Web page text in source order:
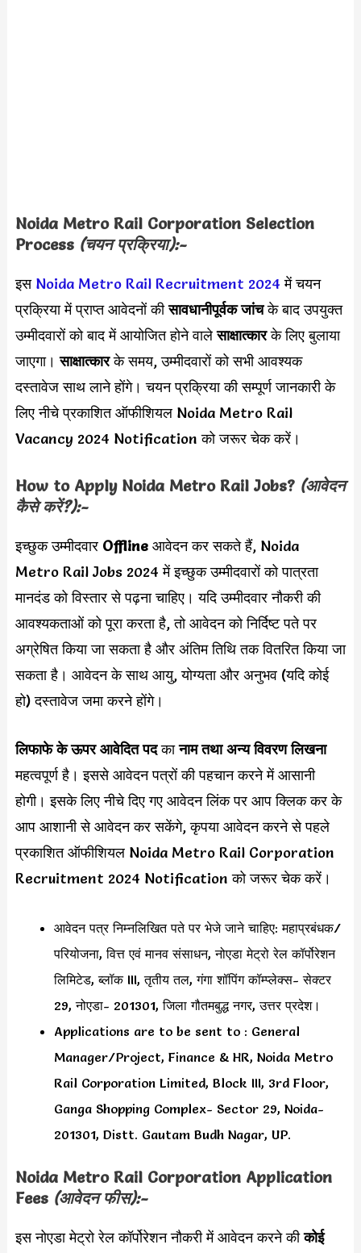
Noida Metro Rail Corporation Selection
Process (चयन प्रक्रिया):-
इस Noida Metro Rail Recruitment 2024 में चयन
प्रक्रिया में प्राप्त आवेदनों कीसावधानीपूर्वक जांचके बाद उपयुक्त
उम्मीदवारों को बाद में आयोजित होने वालेसाक्षात्कारके लिए बुलाया
जाएगा।साक्षात्कारके समय, उम्मीदवारों को सभी आवश्यक
दस्तावेज साथ लाने होंगे। चयन प्रक्रिया की सम्पूर्ण जानकारी के
लिए नीचे प्रकाशित ऑफीशियल Noida Metro Rail
Vacancy 2024 Notification को जरूर चेक करें।
How to Apply Noida Metro Rail Jobs?(आवेदन
कैसे करें?):-
इच्छुक उम्मीदवार Offline आवेदन कर सकते हैं, Noida
Metro Rail Jobs 2024 में इच्छुक उम्मीदवारों को पात्रता
मानदंड को विस्तार से पढ़ना चाहिए। यदि उम्मीदवार नौकरी की
आवश्यकताओं को पूरा करता है, तो आवेदन को निर्दिष्ट पते पर
अग्रेषित किया जा सकता है और अंतिम तिथि तक वितरित किया जा
सकता है। आवेदन के साथ आयु, योग्यता और अनुभव (यदि कोई
हो) दस्तावेज जमा करने होंगे।
लिफाफे के ऊपर आवेदित पदकानाम तथा अन्य विवरण लिखना
महत्वपूर्ण है। इससे आवेदन पत्रों की पहचान करने में आसानी
होगी। इसके लिए नीचे दिए गए आवेदन लिंक पर आप क्लिक कर के
आप आशानी से आवेदन कर सकेंगे, कृपया आवेदन करने से पहले
प्रकाशित ऑफीशियल Noida Metro Rail Corporation
Recruitment 2024 Notification को जरूर चेक करें।
आवेदन पत्र निम्नलिखित पते पर भेजे जाने चाहिए: महाप्रबंधक/
परियोजना, वित्त एवं मानव संसाधन, नोएडा मेट्रो रेल कॉर्पोरेशन
लिमिटेड, ब्लॉक III, तृतीय तल, गंगा शॉपिंग कॉम्प्लेक्स- सेक्टर
29, नोएडा- 201301, जिला गौतमबुद्ध नगर, उत्तर प्रदेश।
Applications are to be sent to : General
Manager/Project, Finance & HR, Noida Metro
Rail Corporation Limited, Block III, 3rd Floor,
Ganga Shopping Complex- Sector 29, Noida-
201301, Distt. Gautam Budh Nagar, UP.
Noida Metro Rail Corporation Application
Fees (आवेदन फीस):-
इस नोएडा मेट्रो रेल कॉर्पोरेशन नौकरी में आवेदन करने कीकोई